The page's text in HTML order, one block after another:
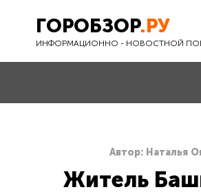
ГОРОБЗОР.РУ
ИНФОРМАЦИОННО - НОВОСТНОЙ
Автор: Наталья
Житель